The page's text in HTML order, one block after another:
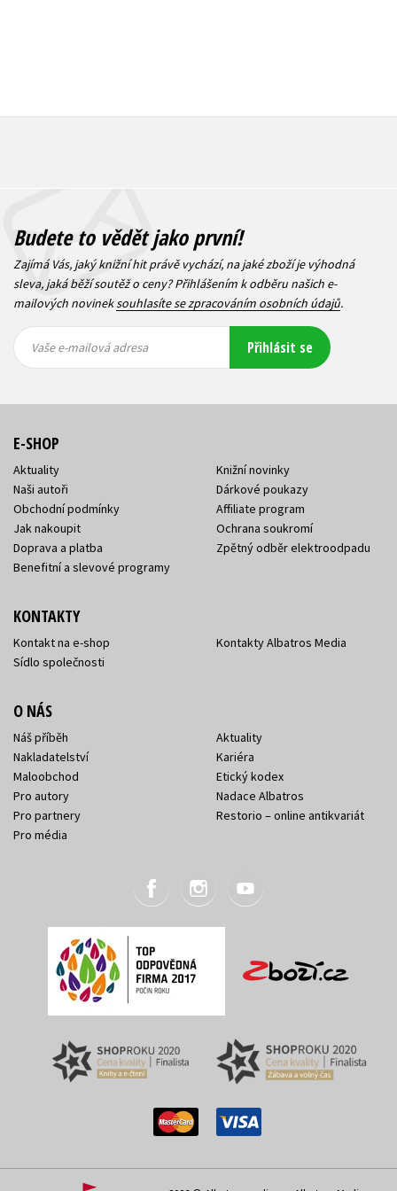
Budete to vědět jako první!
Zajímá Vás, jaký knižní hit právě vychází, na jaké zboží je výhodná
sleva, jaká běží soutěž o ceny? Přihlášením k odběru našich e-
mailových novineksouhlasíte se zpracováním osobních údajů.
mailová
mailová
Vaše e-mailová adresa Přihlásit se
E-SHOP
Aktuality
Naši autoři
Obchodní podmínky
Jak nakoupit
Doprava a platba
Benefitní a slevové programy
Knižní novinky
Dárkové poukazy
Affiliate program
Ochrana soukromí
Zpětný odběr elektroodpadu
KONTAKTY
Kontakt na e-shop
Sídlo společnosti
Kontakty Albatros Media
O NÁS
Náš příběh
Nakladatelství
Maloobchod
Pro autory
Pro partnery
Pro média
Aktuality
Kariéra
Etický kodex
Nadace Albatros
Restorio – online antikvariát